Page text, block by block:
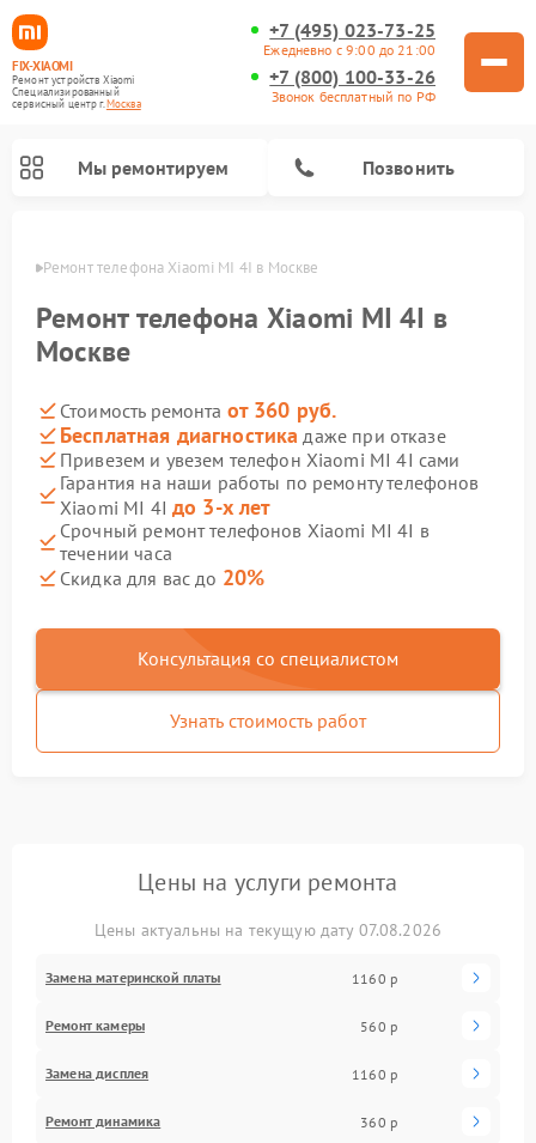
FIX-XIAOMI
Ремонт устройств Xiaomi
Специализированный
cервисный центр г.Москва
+7 (495) 023-73-25
Ежедневно с 9:00 до 21:00
+7 (800) 100-33-26
Звонок бесплатный по РФ
Мы ремонтируем Позвонить
Ремонт телефона Xiaomi MI 4I в Москве
Ремонт телефона Xiaomi MI 4I в
Москве
Стоимость ремонта от 360 руб.
Бесплатная диагностика даже при отказе
Привезем и увезем телефон Xiaomi MI 4I сами
Гарантия на наши работы по ремонту телефонов
Xiaomi MI 4I до 3-х лет
Срочный ремонт телефонов Xiaomi MI 4I в
течении часа
Скидка для вас до 20%
Консультация со специалистом
Узнать стоимость работ
Цены на услуги ремонта
Цены актуальны на текущую дату 07.08.2026
Замена материнской платы 1160 р
Ремонт камеры 560 р
Замена дисплея 1160 р
Ремонт динамика 360 р